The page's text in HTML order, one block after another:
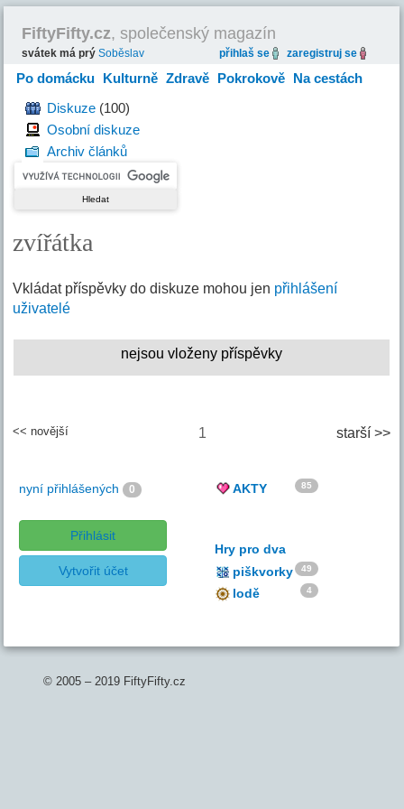
FiftyFifty.cz, společenský magazín
svátek má prýSoběslav přihlaš se zaregistruj se
Po domácku Kulturně Zdravě Pokrokově Na cestách
HravěDiskuze (100)
Osobní diskuze
Archiv článků
zvířátka
Vkládat příspěvky do diskuze mohou jen přihlášení
uživatelé
nejsou vloženy příspěvky
starší >>
<< novější 1
nyní přihlášených 0
Přihlásit
Vytvořit účet
AKTY 85
Hry pro dva
piškvorky
49
lodě 4
© 2005 – 2019 FiftyFifty.cz